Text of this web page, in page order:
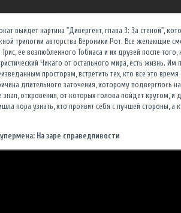
выйдет картина "Дивергент, глава 3: За стеной",
трилогии авторства Вероники Рот. Все желающие
ее возлюбленного Тобиаса и их друзей после
Чикаго от остального мира, есть жизнь. Им
просторам, встретить тех, кто все это
длительного заточения, которому подверглось
знал, откровения, от которых голова пойдет кругом,
пора узнать, кто проявит себя с лучшей стороны, а
На заре справедливости